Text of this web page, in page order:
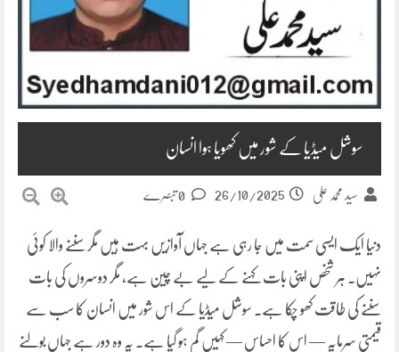
سوشل میڈیا کے شور میں کھویا ہوا انسان
سید محمد علی 26/10/2025
دنیا ایک ایسی سمت میں جا رہی ہے جہاں آوازیں بہت ہیں مگر سننے والا کوئی
نہیں۔ ہر شخص اپنی بات کہنے کے لیے بے چین ہے، مگر دوسروں کی بات
سننے کی طاقت کھو چکا ہے۔ سوشل میڈیا کے اس شور میں انسان کا سب سے
قیمتی سرمایہ — اس کا احساس — کہیں گم ہو گیا ہے۔ یہ وہ دور ہے جہاں بولنے